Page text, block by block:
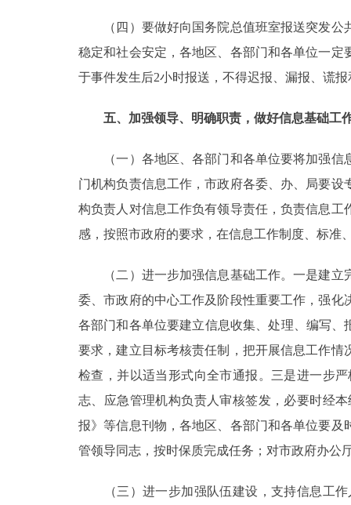
（四）要做好向国务院总值班室报送突发公
稳定和社会安定，各地区、各部门和各单位一
于事件发生后2小时报送，不得迟报、漏报、谎
五、加强领导、明确职责，做好信息基础工
（一）各地区、各部门和各单位要将加强信
门机构负责信息工作，市政府各委、办、局要
构负责人对信息工作负有领导责任，负责信息
感，按照市政府的要求，在信息工作制度、标准
（二）进一步加强信息基础工作。一是建立
委、市政府的中心工作及阶段性重要工作，强
各部门和各单位要建立信息收集、处理、编写
要求，建立目标考核责任制，把开展信息工作
检查，并以适当形式向全市通报。三是进一步
志、应急管理机构负责人审核签发，必要时经
报》等信息刊物，各地区、各部门和各单位要
管领导同志，按时保质完成任务；对市政府办公
（三）进一步加强队伍建设，支持信息工作